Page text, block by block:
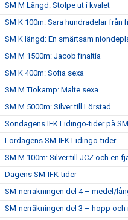
SM M Längd: Stolpe ut i kvalet
SM K 100m: Sara hundradelar från
SM K längd: En smärtsam
SM M 1500m: Jacob finaltia
SM K 400m: Sofia sexa
SM M Tiokamp: Malte sexa
SM M 5000m: Silver till Lörstad
Söndagens IFK Lidingö-tider på SM
Lördagens SM-IFK Lidingö-tider
SM M 100m: Silver till JCZ och en
Dagens SM-IFK-tider
SM-nerräkningen del 4 – medel/
SM-nerräkningen del 3 – hopp och